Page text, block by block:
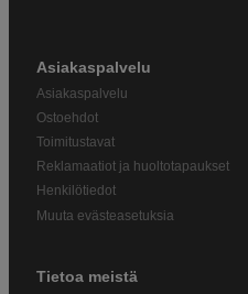
Asiakaspalvelu
Asiakaspalvelu
Ostoehdot
Toimitustavat
Reklamaatiot ja huoltotapaukset
Henkilötiedot
Muuta evästeasetuksia
Tietoa meistä